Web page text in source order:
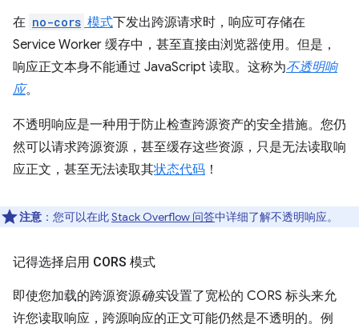
在 no-cors 模式下发出跨源请求时，响应可存储在
Service Worker 缓存中，甚至直接由浏览器使用。但是，
响应正文本身不能通过 JavaScript 读取。这称为不透明响
应。
不透明响应是一种用于防止检查跨源资产的安全措施。您仍
然可以请求跨源资源，甚至缓存这些资源，只是无法读取响
应正文，甚至无法读取其状态代码 ！
注意 ：您可以在此Stack Overflow 问答中详细了解不透明响应。
记得选择启用 CORS 模式
即使您加载的跨源资源确实设置了宽松的 CORS 标头来允
许您读取响应，跨源响应的正文可能仍然是不透明的。例